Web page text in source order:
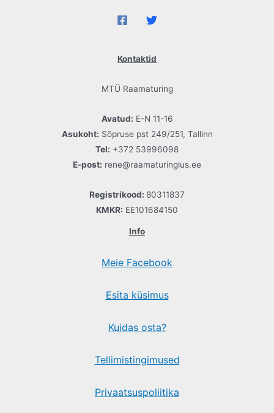
Kontaktid
MTÜ Raamaturing
Avatud: E-N 11-16
Asukoht: Sõpruse pst 249/251, Tallinn
Tel: +372 53996098
E-post: rene@raamaturinglus.ee
Registrikood: 80311837
KMKR: EE101684150
Info
Meie Facebook
Esita küsimus
Kuidas osta?
Tellimistingimused
Privaatsuspoliitika